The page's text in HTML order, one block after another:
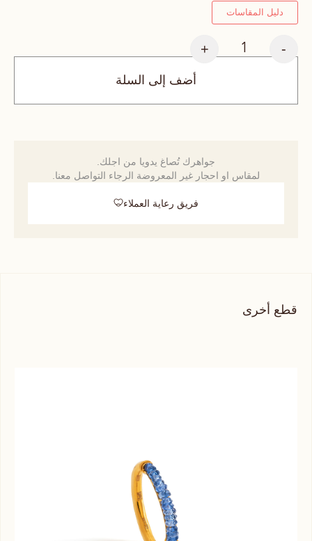
دليل المقاسات
-
+
أضف إلى السلة
جواهرك تُصاغ يدويا من اجلك.
لمقاس او احجار غير المعروضة الرجاء التواصل معنا.
فريق رعاية العملاء
قطع أخرى